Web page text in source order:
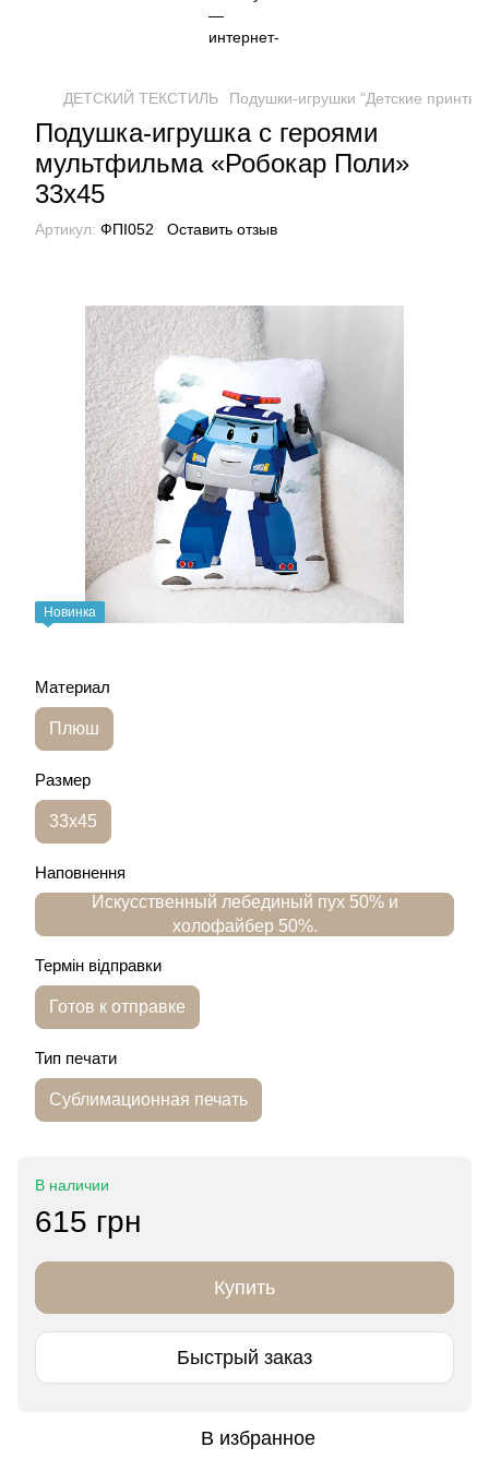
ДЕТСКИЙ ТЕКСТИЛЬ Подушки-игрушки "Детские принты"
Подушка-игрушка с героями
мультфильма «Робокар Поли»
33х45
Артикул: ФПІ052 Оставить отзыв
Новинка
Материал
Плюш
Размер
33х45
Наповнення
Искусственный лебединый пух 50% и
холофайбер 50%.
Термін відправки
Готов к отправке
Тип печати
Сублимационная печать
В наличии
615 грн
Купить
Быстрый заказ
В избранное